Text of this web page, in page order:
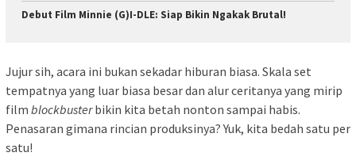
Debut Film Minnie (G)I-DLE: Siap Bikin Ngakak Brutal!
Jujur sih, acara ini bukan sekadar hiburan biasa. Skala set
tempatnya yang luar biasa besar dan alur ceritanya yang mirip
film blockbusterbikin kita betah nonton sampai habis.
Penasaran gimana rincian produksinya? Yuk, kita bedah satu per
satu!